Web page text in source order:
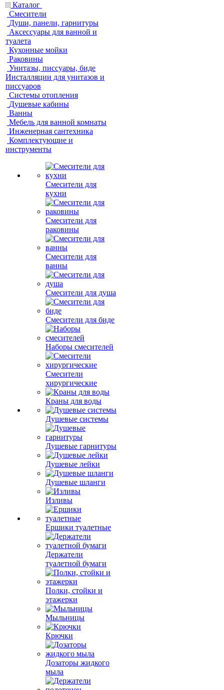
Каталог
Смесители
Души, панели, гарнитуры
Аксессуары для ванной и
туалета
Кухонные мойки
Раковины
Унитазы, писсуары, биде
Инсталляции для унитазов и
писсуаров
Системы отопления
Душевые кабины
Ванны
Мебель для ванной комнаты
Инженерная сантехника
Комплектующие и
инструменты
Смесители для
кухни
Смесители для
раковины
Смесители для
ванны
Смесители для душа
Смесители для биде
Наборы смесителей
Смесители
хирургические
Краны для воды
Душевые системы
Душевые гарнитуры
Душевые лейки
Душевые шланги
Изливы
Ершики туалетные
Держатели
туалетной бумаги
Полки, стойки и
этажерки
Мыльницы
Крючки
Дозаторы жидкого
мыла